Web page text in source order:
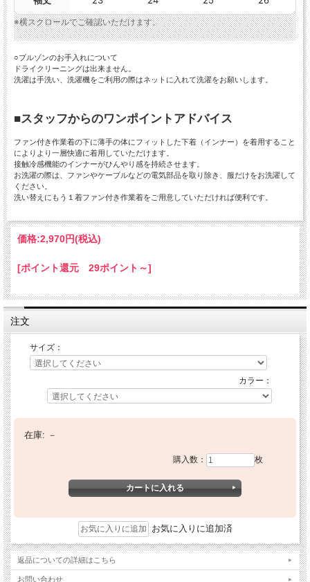
※横スクロールでご確認いただけます。
○ブルゾンのお手入れについて
ドライクリーニングは出来ません。
洗濯は手洗い、洗濯機をご利用の際はネットに入れて洗濯をお願いします。
■スタッフからのワンポイントアドバイス
ファン付き作業着の下に薄手の体にフィットした下着（インナー）を着用すること
によりより一層快適に着用していただけます。
接触冷感機能のインナーがひんやり感を持続させます。
お洗濯の際は、ファンやケーブルなどの電気部品を取り除き、服だけをお洗濯して
ください。
洗い替えにもう１着ファン付き作業着をご用意していただければ便利です。
価格:2,970円(税込)
[ポイント還元 29ポイント～]
注文
サイズ：
カラー：
在庫: －
購入数： 枚
お気に入りに追加済
返品についての詳細はこちら
お問い合わせ